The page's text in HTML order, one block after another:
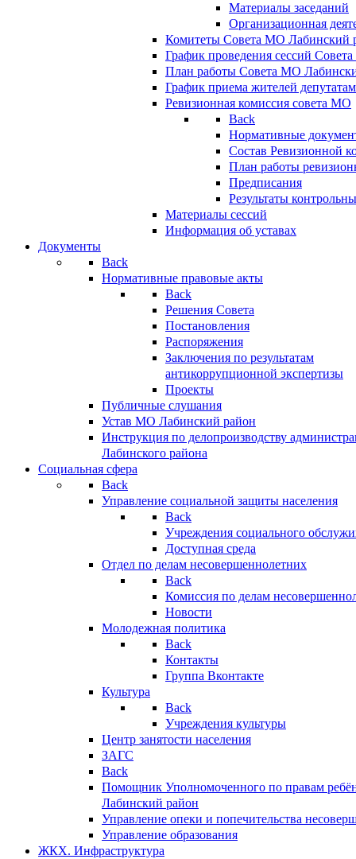
Материалы заседаний
Организационная
Комитеты Совета МО Лабинский
График проведения сессий
План работы Совета МО
График приема жителей
Ревизионная комиссия совета МО
Back
Нормативные
Состав Ревизионной
План работы
Предписания
Результаты
Материалы сессий
Информация об уставах
Документы
Back
Нормативные правовые акты
Back
Решения Совета
Постановления
Распоряжения
Заключения по результатам
антикоррупционной экспертизы
Проекты
Публичные слушания
Устав МО Лабинский район
Инструкция по делопроизводству
Лабинского района
Социальная сфера
Back
Управление социальной защиты населения
Back
Учреждения социального
Доступная среда
Отдел по делам несовершеннолетних
Back
Комиссия по делам
Новости
Молодежная политика
Back
Контакты
Группа Вконтакте
Культура
Back
Учреждения культуры
Центр занятости населения
ЗАГС
Back
Помощник Уполномоченного по правам
Лабинский район
Управление опеки и попечительства
Управление образования
ЖКХ. Инфраструктура